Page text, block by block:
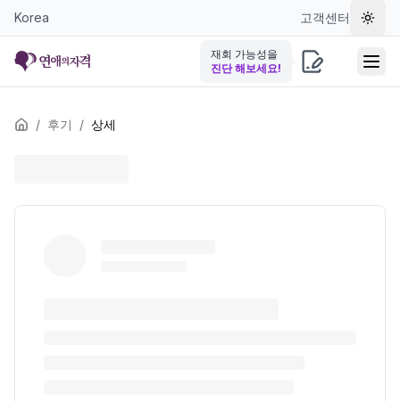
Korea 고객센터 테마
재회 가능성을
진단 해보세요!
/ 후기 / 상세